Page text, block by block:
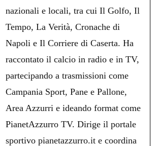
nazionali e locali, tra cui Il Golfo, Il
Tempo, La Verità, Cronache di
Napoli e Il Corriere di Caserta. Ha
raccontato il calcio in radio e in TV,
partecipando a trasmissioni come
Campania Sport, Pane e Pallone,
Area Azzurri e ideando format come
PianetAzzurro TV. Dirige il portale
sportivo pianetazzurro.it e coordina